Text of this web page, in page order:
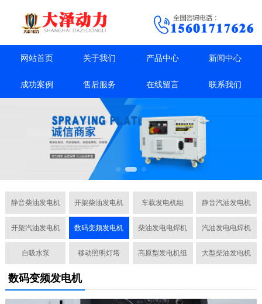
网站首页 关于我们 产品中心 新闻中心
成功案例 售后服务 在线留言 联系我们
静音柴油发电机 开架柴油发电机 车载发电机组 静音汽油发电机
开架汽油发电机 数码变频发电机 柴油发电电焊机 汽油发电电焊机
自吸水泵 移动照明灯塔 高原型发电机组 大型柴油发电机
数码变频发电机